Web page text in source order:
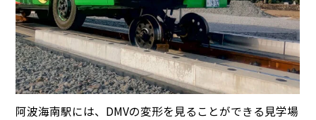
阿波海南駅には、DMVの変形を見ることができる見学場